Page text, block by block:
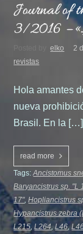
Journal of
3/2016 –
elko 2
revistas
Hola amantes
nueva
Brasil. En la […]
read more
Tags:Ancistomus
Baryancistrus sp. "L
17",Hopliancistrus
Hypancistrus zebra
L215,L264,L46,